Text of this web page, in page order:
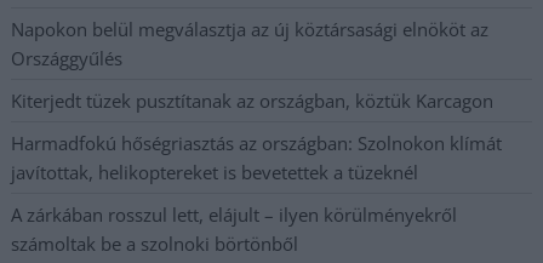
Napokon belül megválasztja az új köztársasági elnököt az
Országgyűlés
Kiterjedt tüzek pusztítanak az országban, köztük Karcagon
Harmadfokú hőségriasztás az országban: Szolnokon klímát
javítottak, helikoptereket is bevetettek a tüzeknél
A zárkában rosszul lett, elájult – ilyen körülményekről
számoltak be a szolnoki börtönből